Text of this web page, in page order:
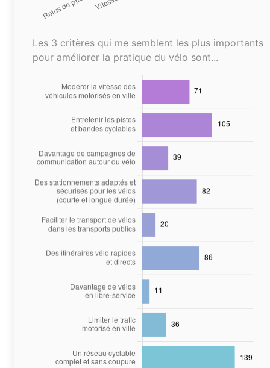
Les 3 critères qui me semblent les plus importants
pour améliorer la pratique du vélo sont...